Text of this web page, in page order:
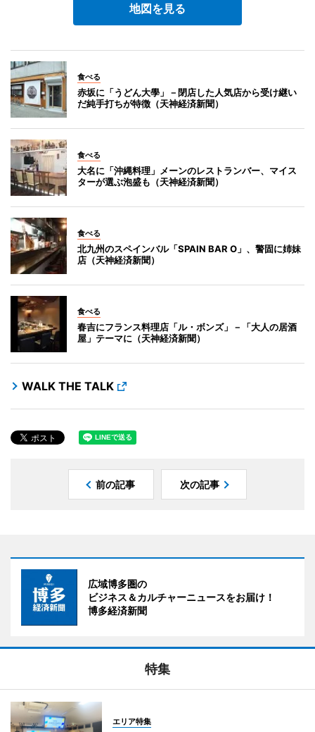
地図を見る
食べる
赤坂に「うどん大學」－閉店した人気店から受け継い
だ純手打ちが特徴（天神経済新聞）
食べる
大名に「沖縄料理」メーンのレストランバー、マイス
ターが選ぶ泡盛も（天神経済新聞）
食べる
北九州のスペインバル「SPAIN BAR O」、警固に姉妹
店（天神経済新聞）
食べる
春吉にフランス料理店「ル・ボンズ」－「大人の居酒
屋」テーマに（天神経済新聞）
WALK THE TALK
前の記事 次の記事
広域博多圏の
ビジネス＆カルチャーニュースをお届け！
博多経済新聞
特集
エリア特集